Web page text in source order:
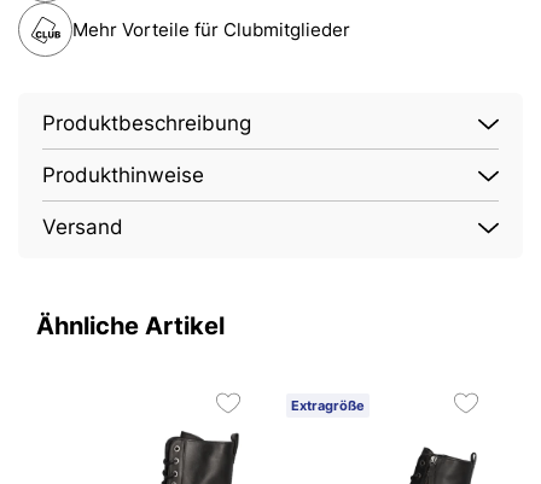
Mehr Vorteile für Clubmitglieder
Produktbeschreibung
Produkthinweise
Versand
Ähnliche Artikel
Extragröße